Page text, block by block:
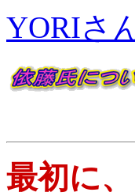
YORIさ
最初に